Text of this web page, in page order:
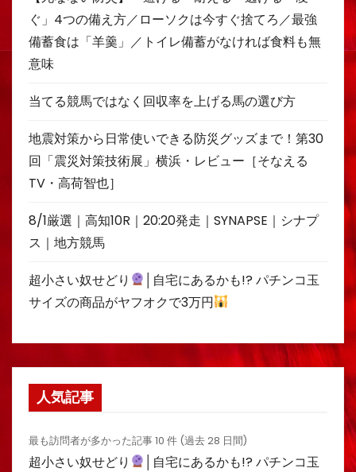
ぐ」4つの備え方／ローソクは今すぐ捨てろ／最強
備蓄食は「羊羹」／トイレ備蓄がなければ食料も無
意味
当てる競馬ではなく回収率を上げる馬の選び方
地震対策から日常使いできる防災グッズまで！第30
回「震災対策技術展」横浜・レビュー［そなえる
TV・高荷智也］
8/1厳選｜高知10R｜20:20発走｜SYNAPSE｜シナプ
ス｜地方競馬
超小さい奴せどり
│自宅にあるかも!? パチンコ玉
サイズの商品がヤフオクで3万円
人気記事
最も訪問者が多かった記事 10 件 (過去 28 日間)
超小さい奴せどり
│自宅にあるかも!? パチンコ玉